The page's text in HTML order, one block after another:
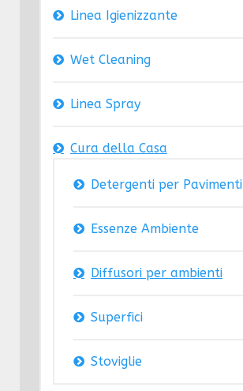
Linea Igienizzante
Wet Cleaning
Linea Spray
Cura della Casa
Detergenti per Pavimenti
Essenze Ambiente
Diffusori per ambienti
Superfici
Stoviglie